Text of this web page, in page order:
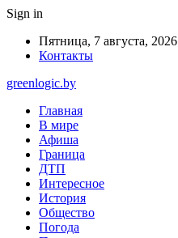
Sign in
Пятница, 7 августа, 2026
Контакты
greenlogic.by
Главная
В мире
Афиша
Граница
ДТП
Интересное
История
Общество
Погода